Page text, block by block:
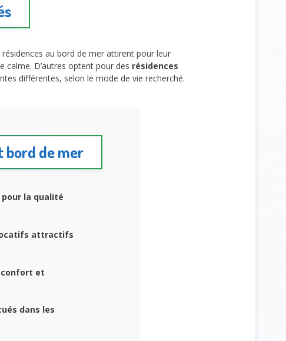
au bord de mer attirent pour leur
calme. D’autres optent pour des résidences
différentes, selon le mode de vie recherché.
bord de mer
la qualité
attractifs
confort et
dans les